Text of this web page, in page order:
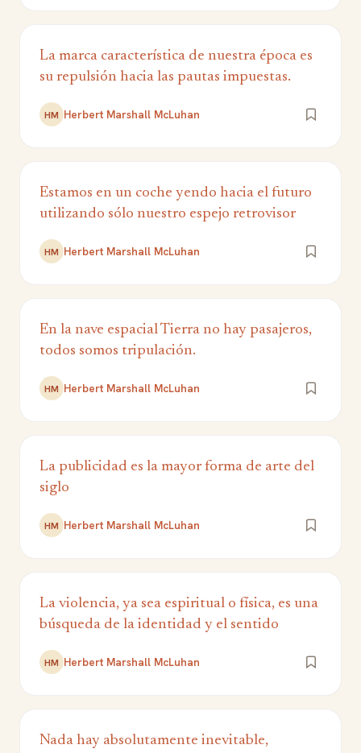
La marca característica de nuestra época es
su repulsión hacia las pautas impuestas.
HM Herbert Marshall McLuhan
Estamos en un coche yendo hacia el futuro
utilizando sólo nuestro espejo retrovisor
HM Herbert Marshall McLuhan
En la nave espacial Tierra no hay pasajeros,
todos somos tripulación.
HM Herbert Marshall McLuhan
La publicidad es la mayor forma de arte del
siglo
HM Herbert Marshall McLuhan
La violencia, ya sea espiritual o física, es una
búsqueda de la identidad y el sentido
HM Herbert Marshall McLuhan
Nada hay absolutamente inevitable,